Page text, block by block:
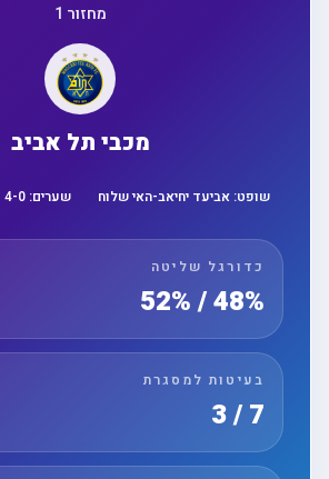
מחזור 1
מכבי תל אביב
שופט:אביעד יחיאב-האי שלוח שערים: 4 -0
כדורגל שליטה
48% / 52%
בעיטות למסגרת